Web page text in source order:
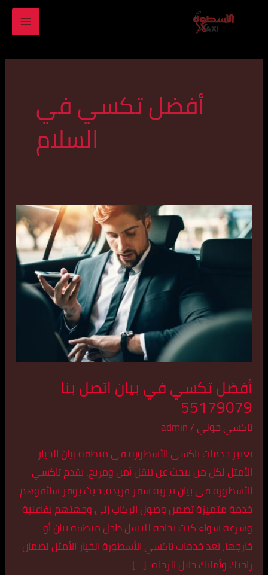
أفضل تكسي في
السلام
أفضل تكسي في بيان اتصل بنا
55179079
تاكسي حولي/
admin
تعتبر خدمات تاكسي الأسطورة في منطقة بيان الخيار
الأمثل لكل من يبحث عن تنقل آمن ومريح. يقدم تاكسي
الأسطورة في بيان تجربة سفر فريدة، حيث يوفر سائقوهم
خدمة متميزة تضمن وصول الركاب إلى وجهتهم بفاعلية
وسرعة.سواء كنت بحاجة للتنقل داخل منطقة بيان أو
خارجها، تعد خدمات تاكسي الأسطورة الخيار الأمثل لضمان
راحتك وأمانك خلال الرحلة. […]
أفضل
تكسي
بنا
55179079